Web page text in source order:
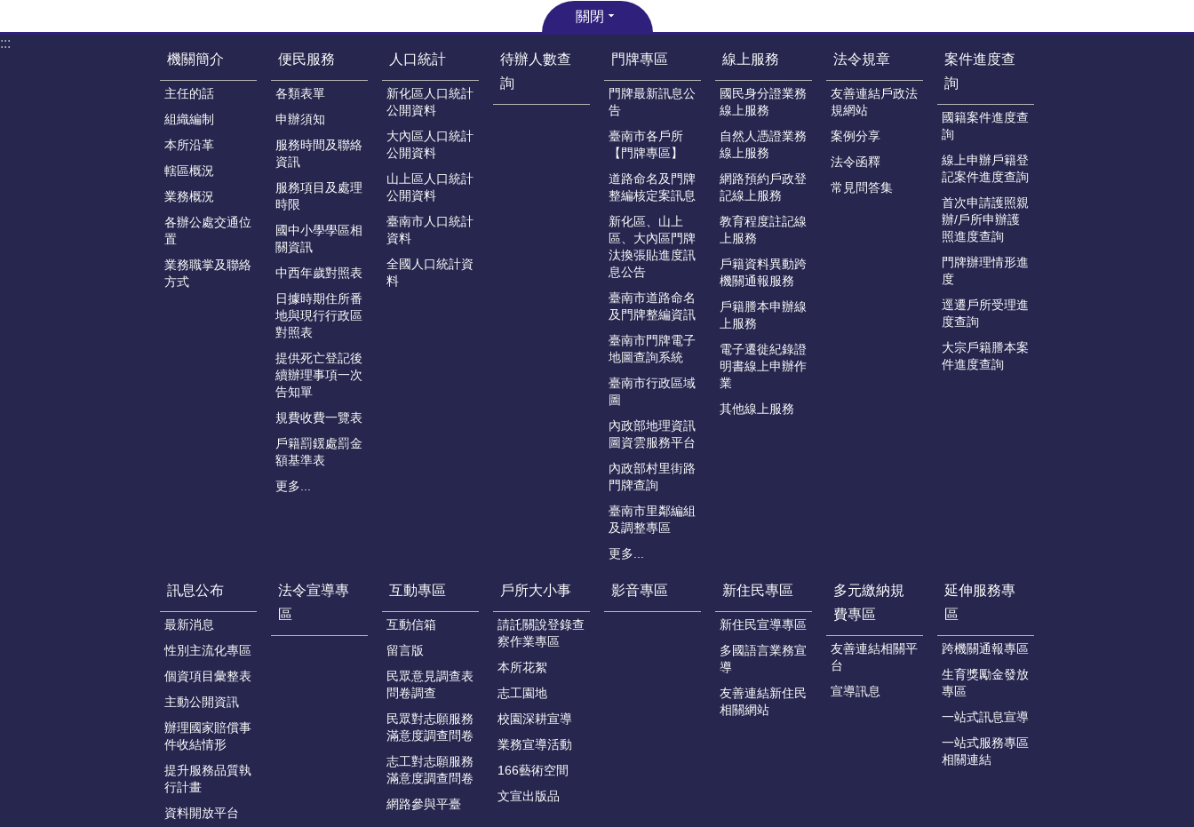
關閉
:::
機關簡介
主任的話
組織編制
本所沿革
轄區概況
業務概況
各辦公處交通位
置
業務職掌及聯絡
方式
便民服務
各類表單
申辦須知
服務時間及聯絡
資訊
服務項目及處理
時限
國中小學學區相
關資訊
中西年歲對照表
日據時期住所番
地與現行行政區
對照表
提供死亡登記後
續辦理事項一次
告知單
規費收費一覽表
戶籍罰鍰處罰金
額基準表
更多...
人口統計
新化區人口統計
公開資料
大內區人口統計
公開資料
山上區人口統計
公開資料
臺南市人口統計
資料
全國人口統計資
料
待辦人數查
詢
門牌專區
門牌最新訊息公
告
臺南市各戶所
【門牌專區】
道路命名及門牌
整編核定案訊息
新化區、山上
區、大內區門牌
汰換張貼進度訊
息公告
臺南市道路命名
及門牌整編資訊
臺南市門牌電子
地圖查詢系統
臺南市行政區域
圖
內政部地理資訊
圖資雲服務平台
內政部村里街路
門牌查詢
臺南市里鄰編組
及調整專區
更多...
線上服務
國民身分證業務
線上服務
自然人憑證業務
線上服務
網路預約戶政登
記線上服務
教育程度註記線
上服務
戶籍資料異動跨
機關通報服務
戶籍謄本申辦線
上服務
電子遷徙紀錄證
明書線上申辦作
業
其他線上服務
法令規章
友善連結戶政法
規網站
案例分享
法令函釋
常見問答集
案件進度查
詢
國籍案件進度查
詢
線上申辦戶籍登
記案件進度查詢
首次申請護照親
辦/戶所申辦護
照進度查詢
門牌辦理情形進
度
逕遷戶所受理進
度查詢
大宗戶籍謄本案
件進度查詢
訊息公布
最新消息
性別主流化專區
個資項目彙整表
主動公開資訊
辦理國家賠償事
件收結情形
提升服務品質執
行計畫
資料開放平台
法令宣導專
區
互動專區
互動信箱
留言版
民眾意見調查表
問卷調查
民眾對志願服務
滿意度調查問卷
志工對志願服務
滿意度調查問卷
網路參與平臺
戶所大小事
請託關說登錄查
察作業專區
本所花絮
志工園地
校園深耕宣導
業務宣導活動
166藝術空間
文宣出版品
影音專區 新住民專區
新住民宣導專區
多國語言業務宣
導
友善連結新住民
相關網站
多元繳納規
費專區
友善連結相關平
台
宣導訊息
延伸服務專
區
跨機關通報專區
生育獎勵金發放
專區
一站式訊息宣導
一站式服務專區
相關連結